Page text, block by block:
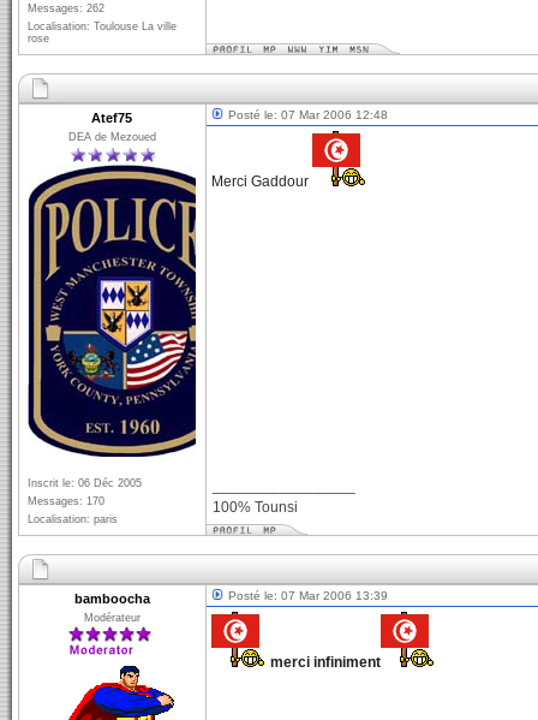
Messages: 262
Localisation: Toulouse La ville
rose
Atef75
DEA de Mezoued
Inscrit le: 06 Déc 2005
Messages: 170
Localisation: paris
Posté le: 07 Mar 2006 12:48
Merci Gaddour
100% Tounsi
bamboocha
Modérateur
Posté le: 07 Mar 2006 13:39
merci infiniment